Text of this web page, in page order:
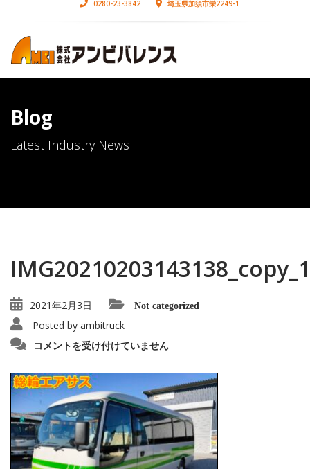
0280-23-3842 埼玉県加須市栄2249-1
Blog
Latest Industry News
2021年2月3日 Not categorized
Posted by ambitruck
IMG20210203143138_copy_1280x96012
は
コメントを受け付けていません